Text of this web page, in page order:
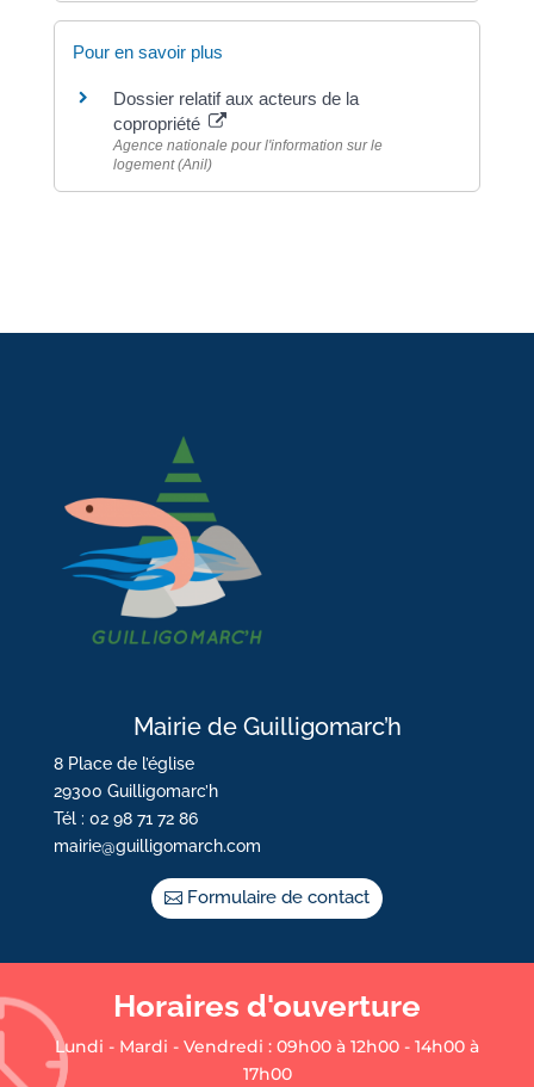
Pour en savoir plus
Dossier relatif aux acteurs de la
copropriété
Agence nationale pour l'information sur le
logement (Anil)
Mairie de Guilligomarc’h
8 Place de l’église
29300 Guilligomarc’h
Tél : 02 98 71 72 86
mairie@guilligomarch.com
Formulaire de contact
Horaires d'ouverture
Lundi - Mardi - Vendredi : 09h00 à 12h00 - 14h00 à
17h00